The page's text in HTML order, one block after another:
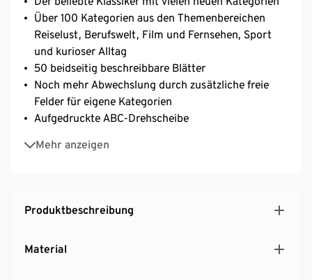
Über 100 Kategorien aus den Themenbereichen
Reiselust, Berufswelt, Film und Fernsehen, Sport
und kurioser Alltag
50 beidseitig beschreibbare Blätter
Noch mehr Abwechslung durch zusätzliche freie
Felder für eigene Kategorien
Aufgedruckte ABC-Drehscheibe
Mehr anzeigen
Ideal für Partys und Spieleabende, zu Hause und
Produktbeschreibung
Material